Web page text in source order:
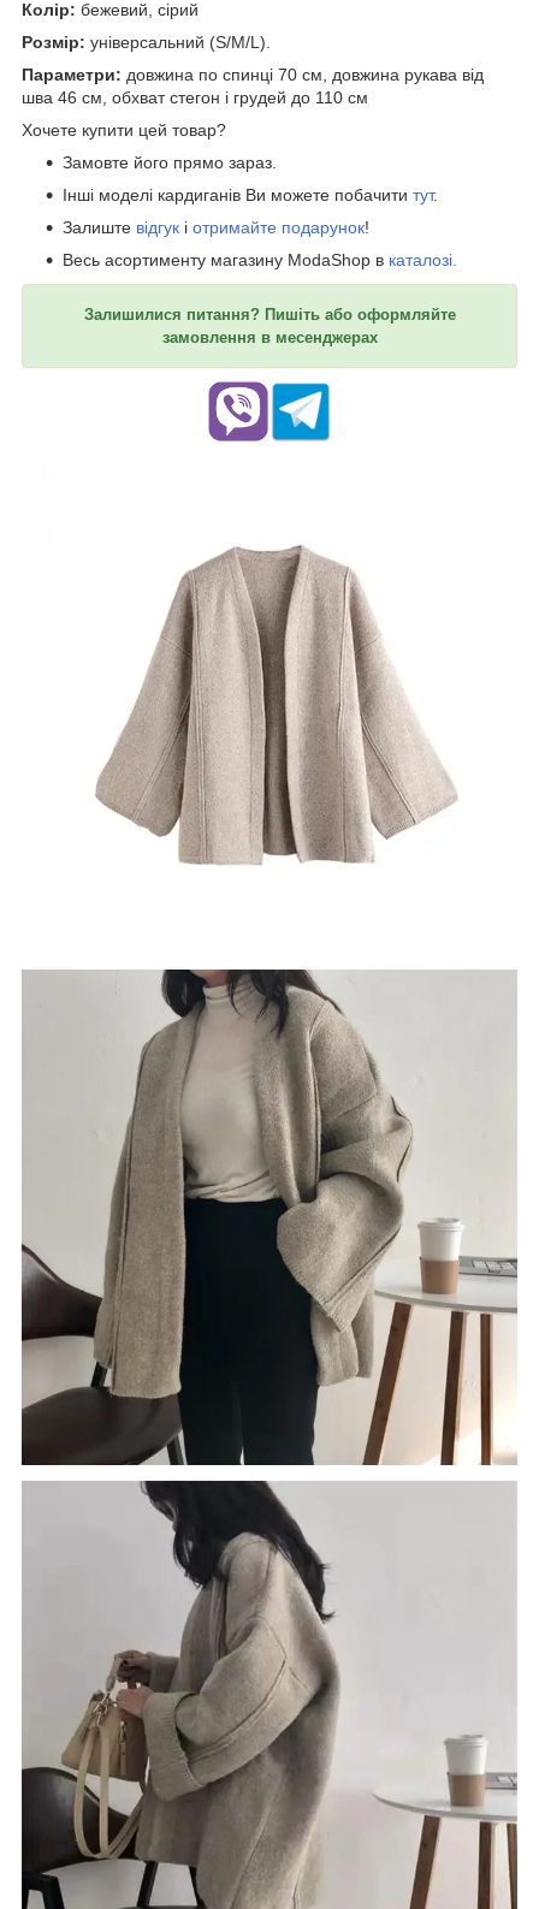
Колір: бежевий, сірий
Розмір: універсальний (S/M/L).
Параметри: довжина по спинці 70 см, довжина рукава від
шва 46 см, обхват стегон і грудей до 110 см
Хочете купити цей товар?
Замовте його прямо зараз.
Інші моделі кардиганів Ви можете побачити тут.
Залиште відгук і отримайте подарунок!
Весь асортименту магазину ModaShop в каталозі.
Залишилися питання? Пишіть або оформляйте
замовлення в месенджерах